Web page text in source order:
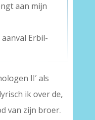
aan mijn
Erbil-
II’ als
ik over de,
van zijn broer.